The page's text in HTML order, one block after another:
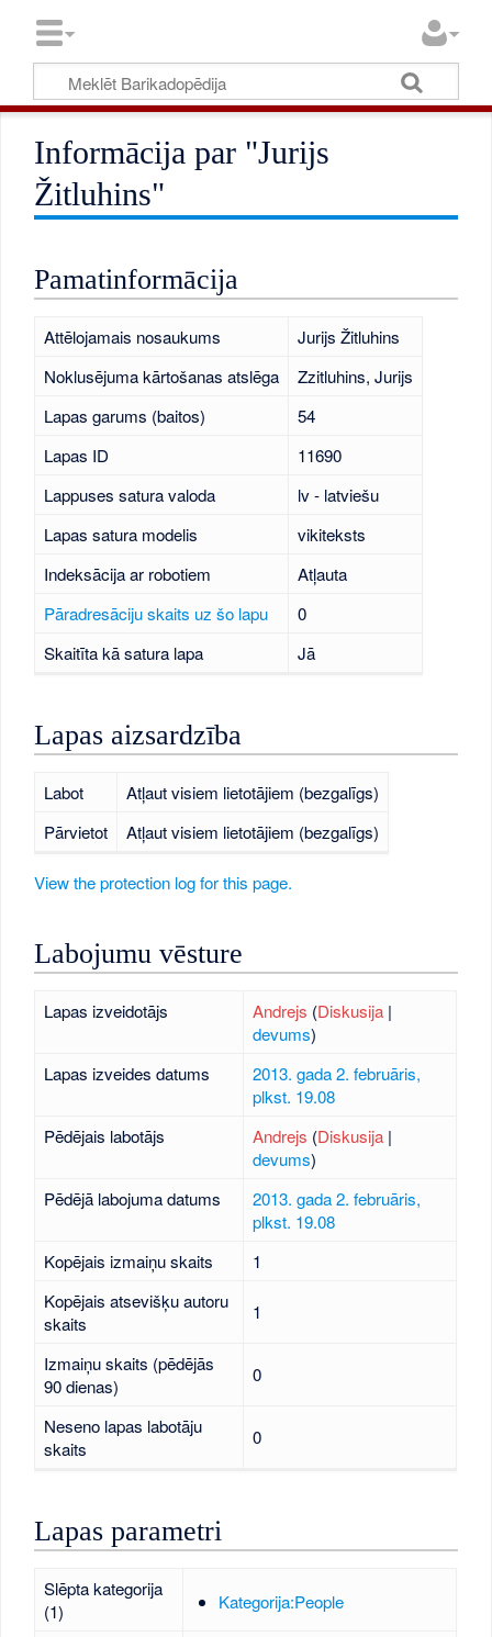
Informācija par "Jurijs
Žitluhins"
Pamatinformācija
Attēlojamais nosaukums
Jurijs Žitluhins
Noklusējuma kārtošanas atslēga
Zzitluhins, Jurijs
Lapas garums (baitos)
54
Lapas ID
11690
Lappuses satura valoda
lv - latviešu
Lapas satura modelis
vikiteksts
Indeksācija ar robotiem
Atļauta
Pāradresāciju skaits uz šo lapu
0
Skaitīta kā satura lapa
Jā
Lapas aizsardzība
Labot
Atļaut visiem lietotājiem (bezgalīgs)
Pārvietot
Atļaut visiem lietotājiem (bezgalīgs)
View the protection log for this page.
Labojumu vēsture
Lapas izveidotājs Andrejs (Diskusija|
devums)
Lapas izveides datums
2013. gada 2. februāris,
plkst. 19.08
Pēdējais labotājs
Andrejs (Diskusija|
devums)
Pēdējā labojuma datums
2013. gada 2. februāris,
plkst. 19.08
Kopējais izmaiņu skaits
1
Kopējais atsevišķu autoru
skaits
1
Izmaiņu skaits (pēdējās
90 dienas)
0
Neseno lapas labotāju
skaits
0
Lapas parametri
Slēpta kategorija
(1)
Kategorija:People